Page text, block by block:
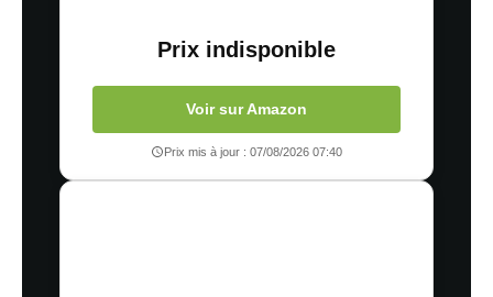
Prix indisponible
Voir sur Amazon
Prix mis à jour : 07/08/2026 07:40